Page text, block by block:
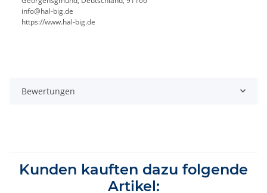
info@hal-big.de
https://www.hal-big.de
Bewertungen
Kunden kauften dazu folgende
Artikel: